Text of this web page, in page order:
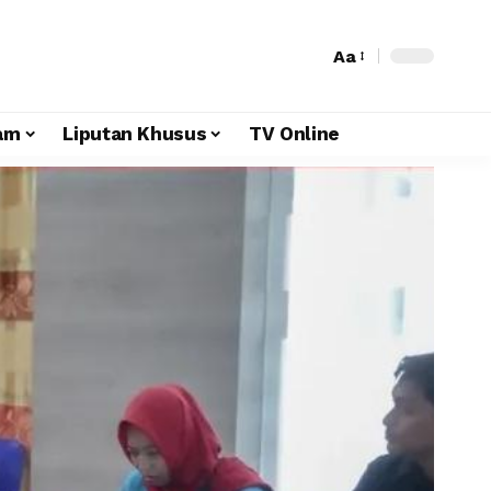
Aa
Liputan Khusus TV Online